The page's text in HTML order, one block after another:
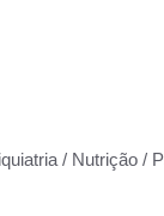
/ Nutrição /